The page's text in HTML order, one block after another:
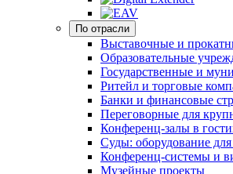
По отрасли
Выставочные и
Образовательные
Государственные и
Ритейл и торговые
Банки и финансовые
Переговорные для
Конференц-залы в
Суды: оборудование
Конференц-системы и
Музейные проекты